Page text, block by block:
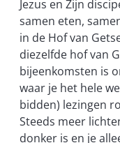
Jezus en Zijn
samen eten,
in de Hof van
diezelfde hof van
bijeenkomsten is
waar je het hele
bidden) lezingen
Steeds meer
donker is en je